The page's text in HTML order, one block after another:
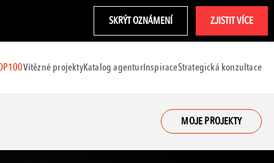
SKRÝT OZNÁMENÍ ZJISTIT VÍCE
Vítězné projektyKatalog agenturInspiraceStrategická konzultace
MOJE PROJEKTY